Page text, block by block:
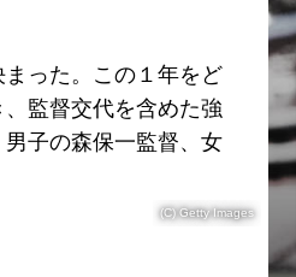
った。この１年をど
監督交代を含めた強
子の森保一監督、女
(C) Getty Images